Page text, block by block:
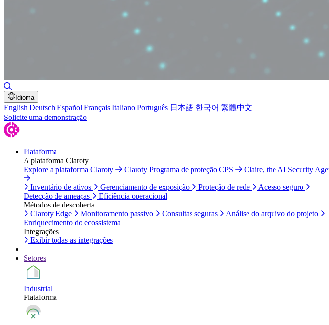
Idioma
English Deutsch Español Français Italiano Português 日本語 한국어 繁體中文
Solicite uma demonstração
Plataforma
A plataforma Claroty
Explore a plataforma Claroty
Claroty Programa de proteção CPS Claire, the AI Security
Inventário de ativos Gerenciamento de exposição Proteção de rede
Acesso seguro
Detecção de ameaças
Eficiência operacional
Métodos de descoberta
Claroty Edge
Monitoramento passivo Consultas seguras
Análise do arquivo do projeto
Enriquecimento do ecossistema
Integrações
Exibir todas as integrações
Setores
Industrial
Plataforma